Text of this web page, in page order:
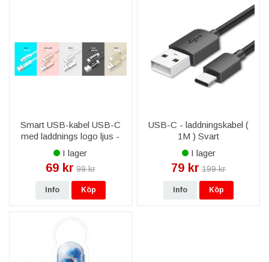
Smart USB-kabel USB-C
med laddnings logo ljus -
Vit/silver färg
I lager
69 kr 99 kr
Info Köp
USB-C - laddningskabel (
1M ) Svart
I lager
79 kr 199 kr
Info Köp